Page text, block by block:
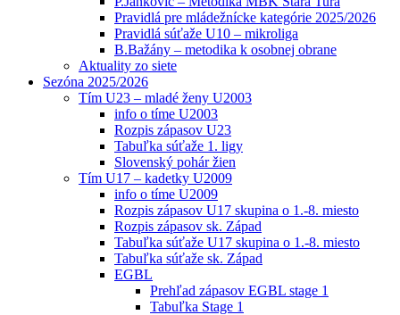
Pravidlá pre mládežnícke kategórie 2025/2026
Pravidlá súťaže U10 – mikroliga
B.Bažány – metodika k osobnej obrane
Aktuality zo siete
Sezóna 2025/2026
Tím U23 – mladé ženy U2003
info o tíme U2003
Rozpis zápasov U23
Tabuľka súťaže 1. ligy
Slovenský pohár žien
Tím U17 – kadetky U2009
info o tíme U2009
Rozpis zápasov U17 skupina o 1.-8. miesto
Rozpis zápasov sk. Západ
Tabuľka súťaže U17 skupina o 1.-8. miesto
Tabuľka súťaže sk. Západ
EGBL
Prehľad zápasov EGBL stage 1
Tabuľka Stage 1